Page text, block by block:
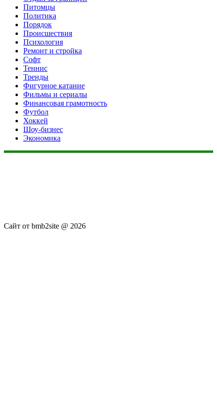
Питомцы
Политика
Порядок
Происшествия
Психология
Ремонт и стройка
Софт
Теннис
Тренды
Фигурное катание
Фильмы и сериалы
Финансовая грамотность
Футбол
Хоккей
Шоу-бизнес
Экономика
Сайт от bmb2site @ 2026